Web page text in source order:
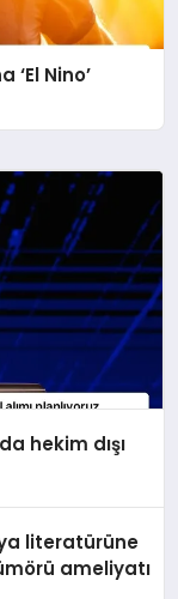
Nino’
hekim dışı
literatürüne
ameliyatı